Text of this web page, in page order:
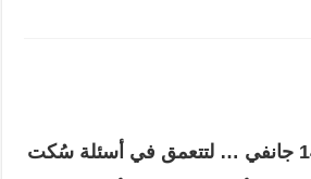
رواية تحاكي ثورة 14 جانفي … لتتعمق في أسئلة سُكت